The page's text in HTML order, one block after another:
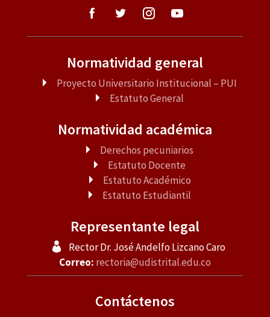
Normatividad general
Proyecto Universitario Institucional – PUI
Estatuto General
Normatividad académica
Derechos pecuniarios
Estatuto Docente
Estatuto Académico
Estatuto Estudiantil
Representante legal
Rector Dr. José Andelfo Lizcano Caro
Correo: rectoria@udistrital.edu.co
Contáctenos